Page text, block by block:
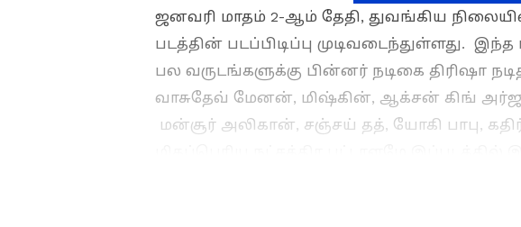
ஜனவரி மாதம் 2-ஆம் தேதி, துவங்கிய
படத்தின் படப்பிடிப்பு முடிவடைந்துள்ளது.
பல வருடங்களுக்கு பின்னர் நடிகை திரிஷா
வாசுதேவ் மேனன், மிஷ்கின், ஆக்சன் கிங்
மன்சூர் அலிகான், சஞ்சய் தத், யோகி பாபு,